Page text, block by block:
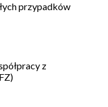
przypadków
z